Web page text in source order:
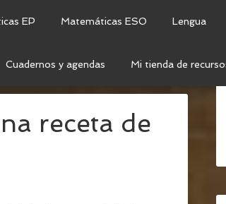
EP Matemáticas ESO Lengua
Cuadernos y agendas Mi tienda de
receta de